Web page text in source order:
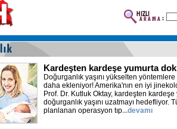
Kardeşten kardeşe yumurta
Doğurganlık yaşını yükselten
daha ekleniyor! Amerika'nın en iyi
Prof. Dr. Kutluk Oktay, kardeşten
doğurganlık yaşını uzatmayı hedefliyor.
planlanan operasyon tıp...devamı